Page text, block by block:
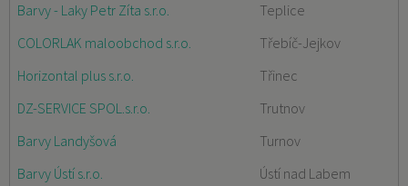
Barvy - Laky Petr Zíta s.r.o.
Teplice
COLORLAK maloobchod s.r.o.
Třebíč-Jejkov
Horizontal plus s.r.o.
Třinec
DZ-SERVICE SPOL.s.r.o.
Trutnov
Barvy Landyšová
Turnov
Barvy Ústí s.r.o.
Ústí nad Labem